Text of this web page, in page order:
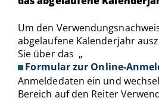
Links
einzelnen
Seiten
Um den
abgelaufene Kalenderjahr
Sie über das „
Formular zur Online-
Anmeldedaten ein und
Bereich auf den Reiter